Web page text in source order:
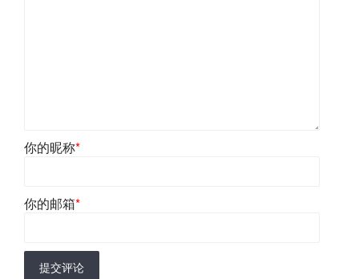
你的昵称*
你的邮箱*
提交评论